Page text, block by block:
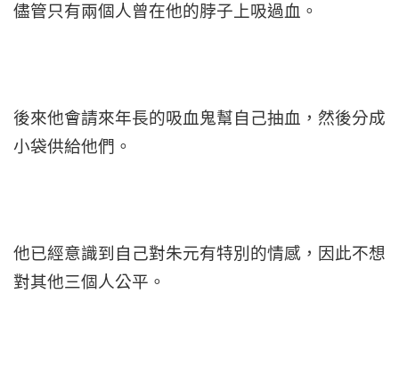
儘管只有兩個人曾在他的脖子上吸過血。
後來他會請來年長的吸血鬼幫自己抽血，然後分成
小袋供給他們。
他已經意識到自己對朱元有特別的情感，因此不想
對其他三個人公平。